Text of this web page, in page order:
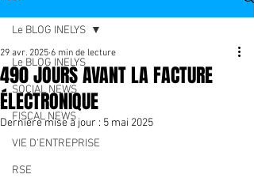
Le BLOG INELYS
SOCIAL NEWS
FISCAL NEWS
VIE D'ENTREPRISE
RSE
Le BLOG INELYS
490 JOURS AVANT LA FACTURE
ÉLECTRONIQUE
29 avr. 2025 6 min de lecture
Dernière mise à jour : 5 mai 2025